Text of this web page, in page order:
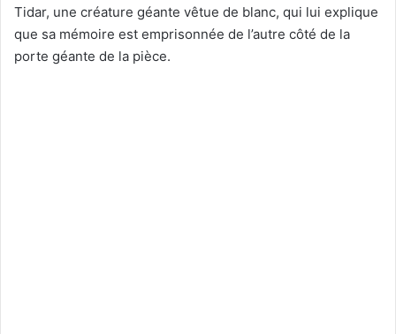
Tidar, une créature géante vêtue de blanc, qui lui explique
que sa mémoire est emprisonnée de l’autre côté de la
porte géante de la pièce.